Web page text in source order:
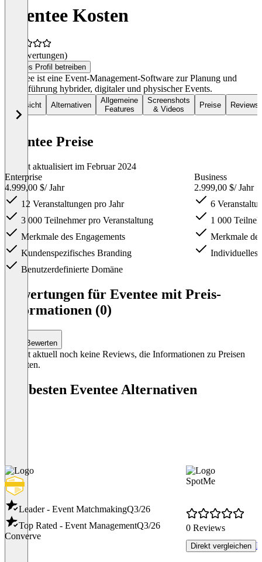
Eventee Kosten
(0 Bewertungen)
Dieses Profil betreiben
Eventee ist eine Event-Management-Software zur Planung und
Durchführung hybrider, digitaler und physischer Events.
Übersicht Alternativen
Allgemeine
Features
Screenshots
& Videos
Preise Reviews
Eventee Preise
Zuletzt aktualisiert im Februar 2024
Enterprise
4.999,00 $/ Jahr
12 Veranstaltungen pro Jahr
3 000 Teilnehmer pro Veranstaltung
Merkmale des Engagements
Kundenspezifisches Branding
Benutzerdefinierte Domäne
Business
2.999,00 $/ Jahr
6
1 000
Merkmale
Individuelles
Bewertungen für Eventee mit Preis-
Informationen (0)
Bewerten
Es gibt aktuell noch keine Reviews, die Informationen zu Preisen
enthalten.
Die besten Eventee Alternativen
Leader - Event MatchmakingQ3/26
Top Rated - Event ManagementQ3/26
Converve
SpotMe
0 Reviews
Direkt vergleichen